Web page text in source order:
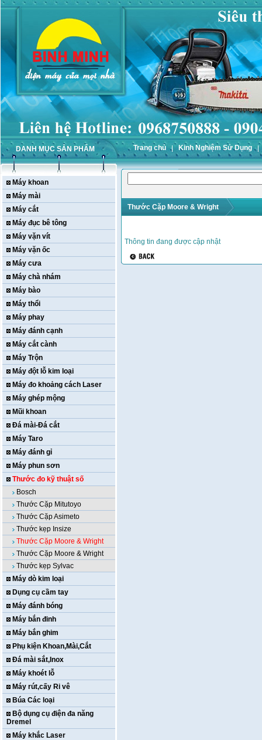
DANH MỤC SẢN PHẨM Trang chủ Kinh Nghiệm Sử Dụng
Máy khoan
Máy mài
Máy cắt
Máy đục bê tông
Máy vặn vít
Máy vặn ốc
Máy cưa
Máy chà nhám
Máy bào
Máy thổi
Máy phay
Máy đánh cạnh
Máy cắt cành
Máy Trộn
Máy đột lỗ kim loại
Máy đo khoảng cách Laser
Máy ghép mộng
Mũi khoan
Đá mài-Đá cắt
Máy Taro
Máy đánh gỉ
Máy phun sơn
Thước đo kỹ thuật số
Bosch
Thước Cặp Mitutoyo
Thước Cặp Asimeto
Thước kẹp Insize
Thước Cặp Moore & Wright
Thước Cặp Moore & Wright
Thước kẹp Sylvac
Máy dò kim loại
Dụng cụ cầm tay
Máy đánh bóng
Máy bắn đinh
Máy bắn ghim
Phụ kiện Khoan,Mài,Cắt
Đá mài sắt,Inox
Máy khoét lỗ
Máy rút,cấy Ri vê
Búa Các loại
Bộ dụng cụ điện đa năng
Dremel
Máy khắc Laser
Thước Cặp Moore & Wright
Thông tin đang được cập nhật